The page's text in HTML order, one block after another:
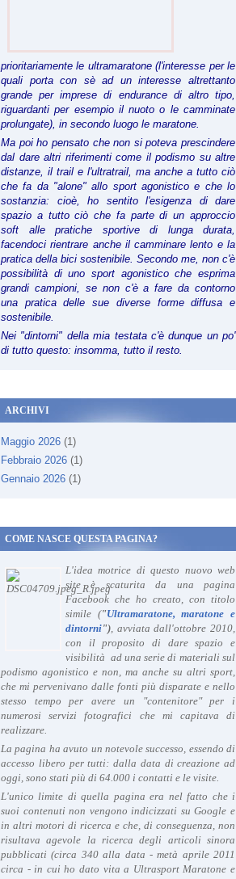
prioritariamente le ultramaratone (l'interesse per le
quali porta con sè ad un interesse altrettanto
grande per imprese di endurance di altro tipo,
riguardanti per esempio il nuoto o le camminate
prolungate), in secondo luogo le maratone.
Ma poi ho pensato che non si poteva prescindere
dal dare altri riferimenti come il podismo su altre
distanze, il trail e l'ultratrail, ma anche a tutto ciò
che fa da "alone" allo sport agonistico e che lo
sostanzia: cioè, ho sentito l'esigenza di dare
spazio a tutto ciò che fa parte di un approccio
soft alle pratiche sportive di lunga durata,
facendoci rientrare anche il camminare lento e la
pratica della bici sostenibile. Secondo me, non c'è
possibilità di uno sport agonistico che esprima
grandi campioni, se non c'è a fare da contorno
una pratica delle sue diverse forme diffusa e
sostenibile.
Nei "dintorni" della mia testata c'è dunque un po'
di tutto questo: insomma, tutto il resto.
ARCHIVI
Maggio 2026 (1)
Febbraio 2026 (1)
Gennaio 2026 (1)
COME NASCE QUESTA PAGINA?
L'idea motrice di questo nuovo web
site è scaturita da una pagina
Facebook che ho creato, con titolo
simile ("Ultramaratone, maratone e
dintorni"), avviata dall'ottobre 2010,
con il proposito di dare spazio e
visibilità ad una serie di materiali sul
podismo agonistico e non, ma anche su altri sport,
che mi pervenivano dalle fonti più disparate e nello
stesso tempo per avere un "contenitore" per i
numerosi servizi fotografici che mi capitava di
realizzare.
La pagina ha avuto un notevole successo, essendo di
accesso libero per tutti: dalla data di creazione ad
oggi, sono stati più di 64.000 i contatti e le visite.
L'unico limite di quella pagina era nel fatto che i
suoi contenuti non vengono indicizzati su Google e
in altri motori di ricerca e che, di conseguenza, non
risultava agevole la ricerca degli articoli sinora
pubblicati (circa 340 alla data - metà aprile 2011
circa - in cui ho dato vita a Ultrasport Maratone e